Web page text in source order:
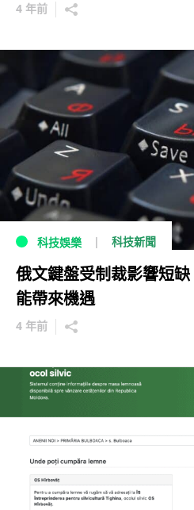
4 年前
科技娛樂 科技新聞
俄文鍵盤受制裁影響短
能帶來機遇
4 年前